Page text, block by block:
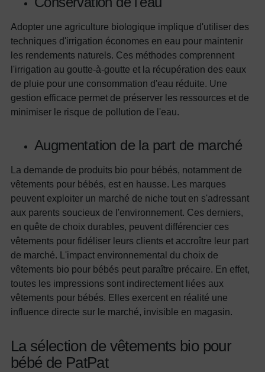
Adopter une agriculture biologique implique d'utiliser des
techniques d'irrigation économes en eau pour maintenir
les rendements naturels. Ces méthodes comprennent
l'irrigation au goutte-à-goutte et la récupération des eaux
de pluie pour une consommation d'eau réduite. Une
gestion efficace permet de préserver les ressources et de
minimiser le risque de pollution de l'eau.
Augmentation de la part de marché
La demande de produits bio pour bébés, notamment de
vêtements pour bébés, est en hausse. Les marques
peuvent exploiter un marché de niche tout en s'adressant
aux parents soucieux de l'environnement. Ces derniers,
en quête de choix durables, peuvent différencier ces
vêtements pour fidéliser leurs clients et accroître leur part
de marché. L'impact environnemental du choix de
vêtements bio pour bébés peut paraître précaire. En effet,
toutes les impressions sont indirectement liées aux
vêtements pour bébés. Elles exercent en réalité une
influence directe sur le marché, invisible en magasin.
La sélection de vêtements bio pour
bébé de PatPat